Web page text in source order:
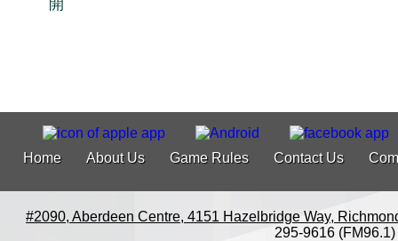
開
Home About Us Game Rules Contact Us
#2090, Aberdeen Centre, 4151 Hazelbridge Way,
295-9616 (FM96.1)